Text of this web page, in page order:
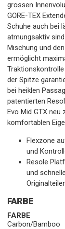
grossen
GORE-TEX
Schuhe auch bei
atmungsaktiv
Mischung und
ermöglicht
der Spitze
bei heiklen
patentierten
Evo Mid GTX neu
komfortablen
Flexzone
und
Resole
und
FARBE
FARBE
Carbon/Bamboo